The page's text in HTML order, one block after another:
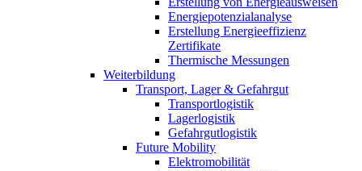
Energiepotenzialanalyse
Erstellung Energieeffizienz
Zertifikate
Thermische Messungen
Weiterbildung
Transport, Lager & Gefahrgut
Transportlogistik
Lagerlogistik
Gefahrgutlogistik
Future Mobility
Elektromobilität